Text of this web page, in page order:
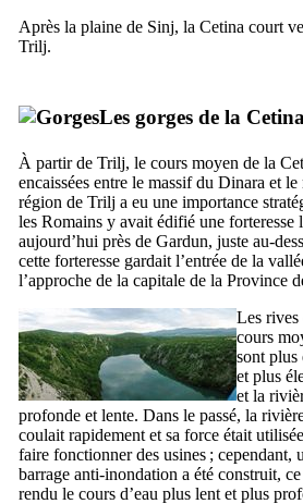
Après la plaine de Sinj, la Cetina court
Trilj.
Les gorges de la Cetina
À partir de Trilj, le cours moyen de la
encaissées entre le massif du Dinara et le
région de Trilj a eu une importance
les Romains y avait édifié une forteresse
aujourd’hui près de Gardun, juste au-
cette forteresse gardait l’entrée de la
l’approche de la capitale de la Province
Les rives
cours
sont plus
et plus
et la
profonde et lente. Dans le passé, la
coulait rapidement et sa force était
faire fonctionner des usines ; cependant,
barrage anti-inondation a été construit,
rendu le cours d’eau plus lent et plus